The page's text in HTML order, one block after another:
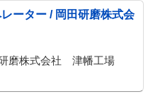
ーター / 岡田研磨株式会
磨株式会社 津幡工場